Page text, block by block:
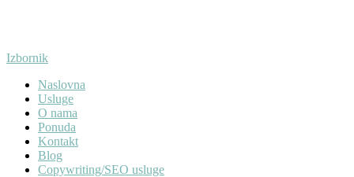
Izbornik
Naslovna
Usluge
O nama
Ponuda
Kontakt
Blog
Copywriting/SEO usluge